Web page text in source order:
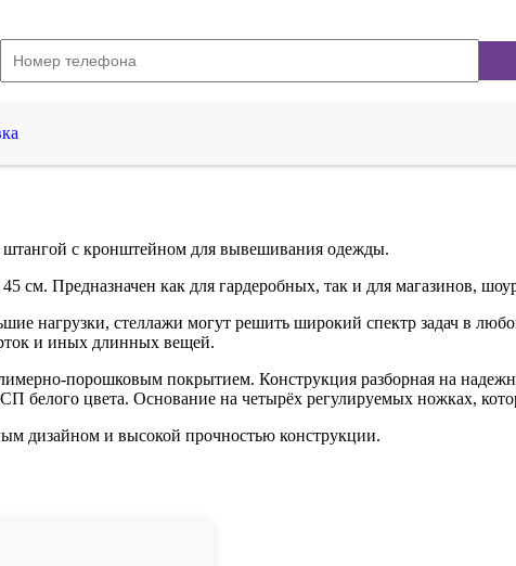
с кронштейном для вывешивания одежды.
Предназначен как для гардеробных, так и для магазинов,
нагрузки, стеллажи могут решить широкий спектр задач в
и иных длинных вещей.
порошковым покрытием. Конструкция разборная на
белого цвета. Основание на четырёх регулируемых ножках,
дизайном и высокой прочностью конструкции.